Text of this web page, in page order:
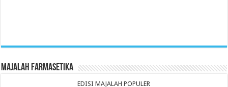
Majalah Farmasetika
EDISI MAJALAH POPULER